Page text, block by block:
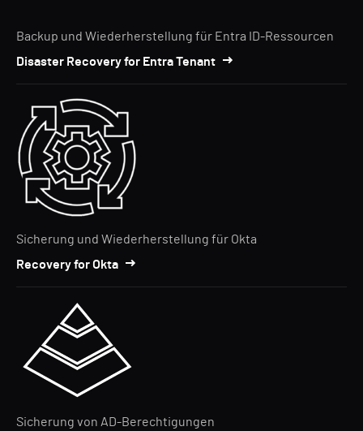
Backup und Wiederherstellung für Entra ID-Ressourcen
Disaster Recovery for Entra Tenant
Sicherung und Wiederherstellung für Okta
Recovery for Okta
Sicherung von AD-Berechtigungen